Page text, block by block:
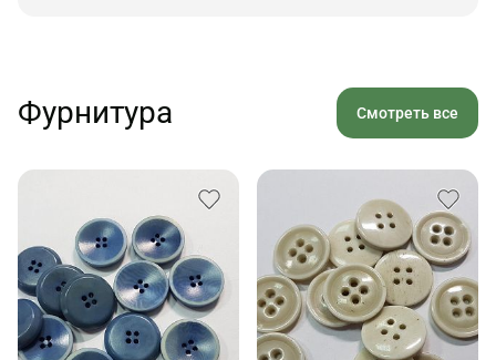
Фурнитура Смотреть все